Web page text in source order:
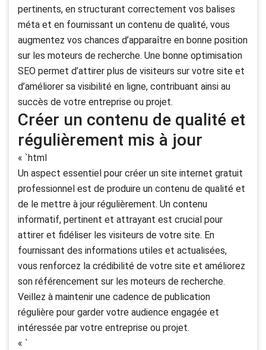
pertinents, en structurant correctement vos balises
méta et en fournissant un contenu de qualité, vous
augmentez vos chances d’apparaître en bonne position
sur les moteurs de recherche. Une bonne optimisation
SEO permet d’attirer plus de visiteurs sur votre site et
d’améliorer sa visibilité en ligne, contribuant ainsi au
succès de votre entreprise ou projet.
Créer un contenu de qualité et
régulièrement mis à jour
« `html
Un aspect essentiel pour créer un site internet gratuit
professionnel est de produire un contenu de qualité et
de le mettre à jour régulièrement. Un contenu
informatif, pertinent et attrayant est crucial pour
attirer et fidéliser les visiteurs de votre site. En
fournissant des informations utiles et actualisées,
vous renforcez la crédibilité de votre site et améliorez
son référencement sur les moteurs de recherche.
Veillez à maintenir une cadence de publication
régulière pour garder votre audience engagée et
intéressée par votre entreprise ou projet.
« `